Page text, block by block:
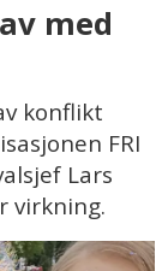
med
konflikt
FRI
Lars
virkning.